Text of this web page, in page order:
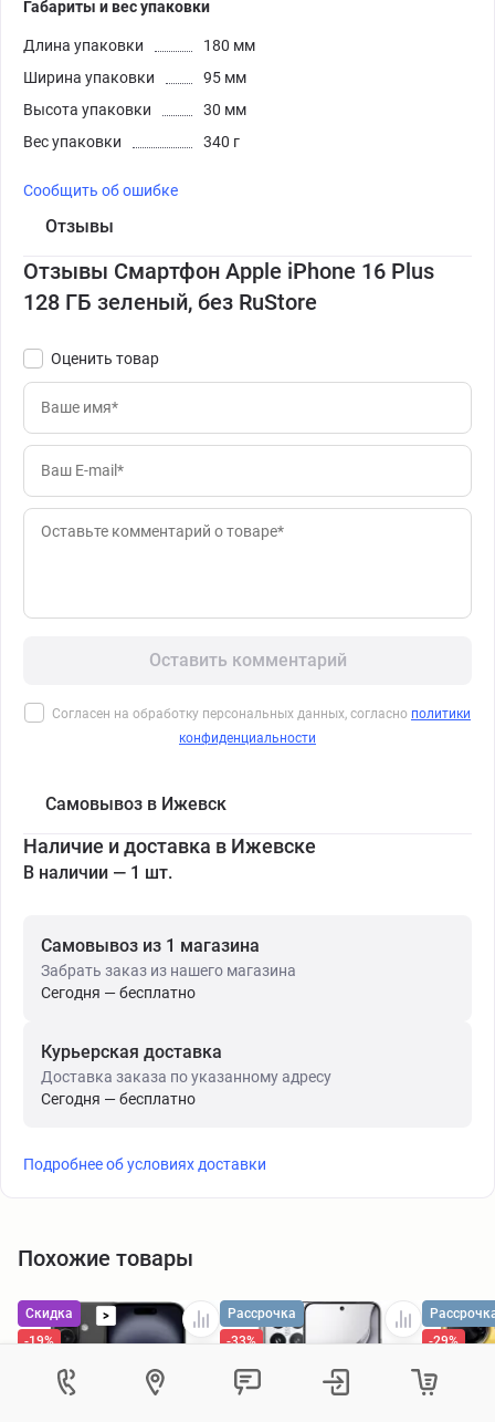
Габариты и вес упаковки
Длина упаковки
180 мм
Ширина упаковки
95 мм
Высота упаковки
30 мм
Вес упаковки
340 г
Сообщить об ошибке
Отзывы
Отзывы Смартфон Apple iPhone 16 Plus
128 ГБ зеленый, без RuStore
Оценить товар
Оставить комментарий
Согласен на обработку персональных данных, согласно политики
конфиденциальности
Самовывоз в Ижевск
Наличие и доставка в Ижевске
В наличии — 1 шт.
Самовывоз из 1 магазина
Забрать заказ из нашего магазина
Сегодня — бесплатно
Курьерская доставка
Доставка заказа по указанному адресу
Сегодня — бесплатно
Подробнее об условиях доставки
Похожие товары
Скидка
>
-19%
Рассрочка
-33%
-29%
Контактный центр
Укажите ваш город
Изменение города
Как вам удобнее с нами связаться?
Войти в личный кабинет